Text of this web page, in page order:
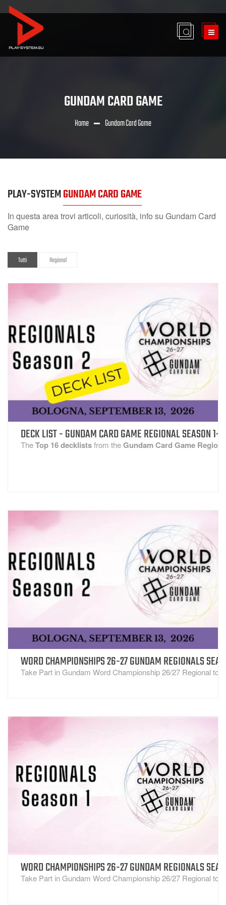
GUNDAM CARD GAME
Home Gundam Card Game
PLAY-SYSTEMGUNDAM CARD GAME
In questa area trovi articoli, curiosità, info su Gundam Card
Game
Tutti Regional
VISUALIZZA
DECK LIST - GUNDAM CARD GAME REGIONAL SEASON
TheTop 16 decklistsfrom theGundam Card Game
VISUALIZZA
WORD CHAMPIONSHIPS 26-27 GUNDAM REGIONALS
Take Part in Gundam Word Championship 26/27 Regionalto
VISUALIZZA
WORD CHAMPIONSHIPS 26-27 GUNDAM REGIONALS
Take Part in Gundam Word Championship 26/27 Regionalto